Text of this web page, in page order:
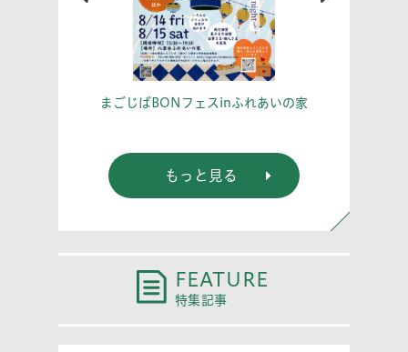
まごじばBONフェスinふれあいの家
もっと見る
FEATURE
特集記事